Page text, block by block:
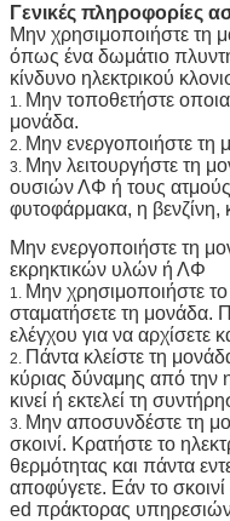
Γενικές πληροφορίες
Μην χρησιμοποιήστε τη
όπως ένα δωμάτιο
κίνδυνο ηλεκτρικού
1. Μην τοποθετήστε
μονάδα.
2. Μην ενεργοποιήστε τη
3. Μην λειτουργήστε τη
ουσιών ΛΦ ή τους
φυτοφάρμακα, η βενζίνη,
Μην ενεργοποιήστε τη
εκρηκτικών υλών ή ΛΦ
1. Μην χρησιμοποιήστε
σταματήσετε τη μονάδα.
ελέγχου για να αρχίσετε
2. Πάντα κλείστε τη
κύριας δύναμης από την
κινεί ή εκτελεί τη
3. Μην αποσυνδέστε τη
σκοινί. Κρατήστε το
θερμότητας και πάντα
αποφύγετε. Εάν το
ed πράκτορας